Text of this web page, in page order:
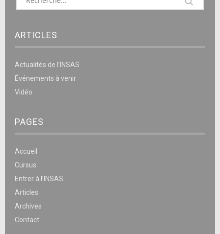
ARTICLES
Actualités de l’INSAS
Événements à venir
Vidéo
PAGES
Accueil
Cursus
Entrer à l’INSAS
Articles
Archives
Contact